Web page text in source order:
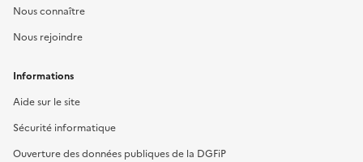
Nous connaître
Nous rejoindre
Informations
Aide sur le site
Sécurité informatique
Ouverture des données publiques de la DGFiP